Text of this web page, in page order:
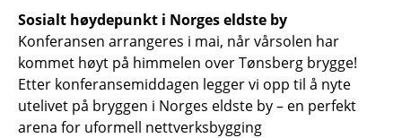
Sosialt høydepunkt i Norges eldste by
Konferansen arrangeres i mai, når vårsolen har
kommet høyt på himmelen over Tønsberg brygge!
Etter konferansemiddagen legger vi opp til å nyte
utelivet på bryggen i Norges eldste by – en perfekt
arena for uformell nettverksbygging